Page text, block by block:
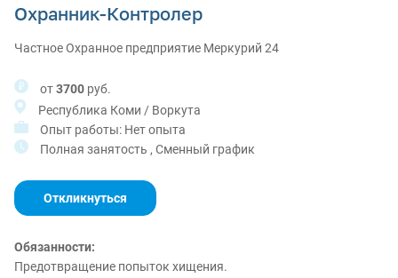
Охранник-Контролер
Частное Охранное предприятие Меркурий 24
от3700 руб.
Республика Коми / Воркута
Опыт работы: Нет опыта
Полная занятость , Сменный график
Откликнуться
Обязанности:
Предотвращение попыток хищения.